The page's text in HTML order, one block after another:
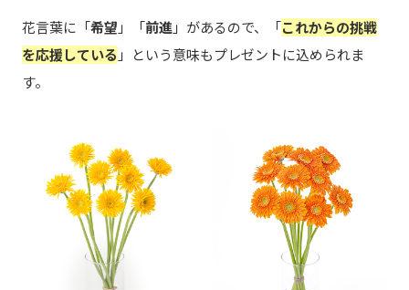
花言葉に「希望 」「前進」があるので、「これからの挑戦
を応援している 」という意味もプレゼントに込められま
す。